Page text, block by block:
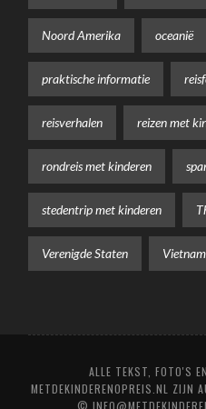
Noord Amerika oceanië
praktische informatie
reisverhalen reizen met
rondreis met kinderen
stedentrip met kinderen
Verenigde Staten Vietnam
ALLE TEKST, FOTO'S
METDEKINDERENOPREIS.NL ZIJN
©